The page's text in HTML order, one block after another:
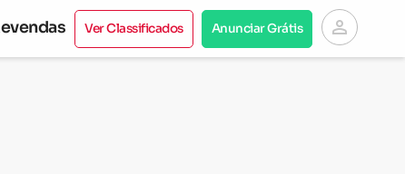
Ver Classificados Anunciar Grátis person